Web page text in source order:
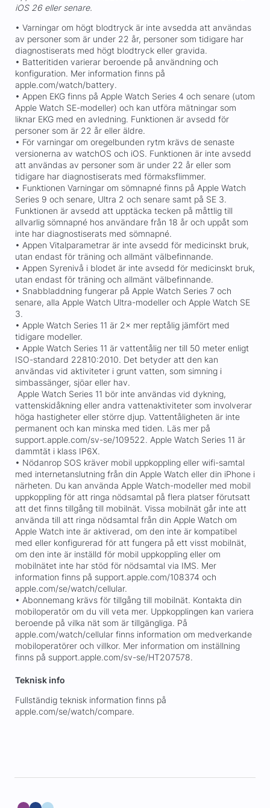
iOS 26 eller senare.
• Varningar om högt blodtryck är inte avsedda att användas
av personer som är under 22 år, personer som tidigare har
diagnostiserats med högt blodtryck eller gravida.
• Batteritiden varierar beroende på användning och
konfiguration. Mer information finns på
apple.com/watch/battery.
• Appen EKG finns på Apple Watch Series 4 och senare (utom
Apple Watch SE-modeller) och kan utföra mätningar som
liknar EKG med en avledning. Funktionen är avsedd för
personer som är 22 år eller äldre.
• För varningar om oregelbunden rytm krävs de senaste
versionerna av watchOS och iOS. Funktionen är inte avsedd
att användas av personer som är under 22 år eller som
tidigare har diagnostiserats med förmaksflimmer.
• Funktionen Varningar om sömnapné finns på Apple Watch
Series 9 och senare, Ultra 2 och senare samt på SE 3.
Funktionen är avsedd att upptäcka tecken på måttlig till
allvarlig sömnapné hos användare från 18 år och uppåt som
inte har diagnostiserats med sömnapné.
• Appen Vitalparametrar är inte avsedd för medicinskt bruk,
utan endast för träning och allmänt välbefinnande.
• Appen Syrenivå i blodet är inte avsedd för medicinskt bruk,
utan endast för träning och allmänt välbefinnande.
• Snabbladdning fungerar på Apple Watch Series 7 och
senare, alla Apple Watch Ultra-modeller och Apple Watch SE
3.
• Apple Watch Series 11 är 2× mer reptålig jämfört med
tidigare modeller.
• Apple Watch Series 11 är vattentålig ner till 50 meter enligt
ISO-standard 22810:2010. Det betyder att den kan
användas vid aktiviteter i grunt vatten, som simning i
simbassänger, sjöar eller hav.
Apple Watch Series 11 bör inte användas vid dykning,
vattenskidåkning eller andra vattenaktiviteter som involverar
höga hastigheter eller större djup. Vattentåligheten är inte
permanent och kan minska med tiden. Läs mer på
support.apple.com/sv-se/109522. Apple Watch Series 11 är
dammtät i klass IP6X.
• Nödanrop SOS kräver mobil uppkoppling eller wifi-samtal
med internetanslutning från din Apple Watch eller din iPhone i
närheten. Du kan använda Apple Watch-modeller med mobil
uppkoppling för att ringa nödsamtal på flera platser förutsatt
att det finns tillgång till mobilnät. Vissa mobilnät går inte att
använda till att ringa nödsamtal från din Apple Watch om
Apple Watch inte är aktiverad, om den inte är kompatibel
med eller konfigurerad för att fungera på ett visst mobilnät,
om den inte är inställd för mobil uppkoppling eller om
mobilnätet inte har stöd för nödsamtal via IMS. Mer
information finns på support.apple.com/108374 och
apple.com/se/watch/cellular.
• Abonnemang krävs för tillgång till mobilnät. Kontakta din
mobiloperatör om du vill veta mer. Uppkopplingen kan variera
beroende på vilka nät som är tillgängliga. På
apple.com/watch/cellular finns information om medverkande
mobiloperatörer och villkor. Mer information om inställning
finns på support.apple.com/sv-se/HT207578.
Teknisk info
Fullständig teknisk information finns på
apple.com/se/watch/compare.